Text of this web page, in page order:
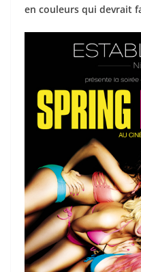
en couleurs qui devrait